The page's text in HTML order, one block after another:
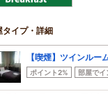
タイプ・詳細
【喫煙】ツインル
ポイント2% 部屋でイ